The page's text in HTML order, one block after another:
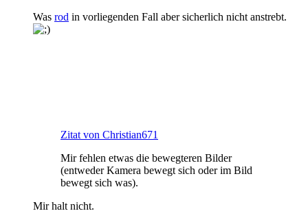
Was rod in vorliegenden Fall aber sicherlich nicht anstrebt.
Zitat von Christian671
Mir fehlen etwas die bewegteren Bilder
(entweder Kamera bewegt sich oder im Bild
bewegt sich was).
Mir halt nicht.